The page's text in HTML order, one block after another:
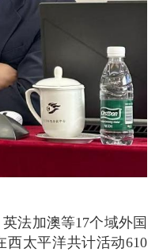
法加澳等17个域外国
西太平洋共计活动610